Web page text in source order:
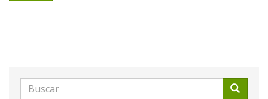
Formulario